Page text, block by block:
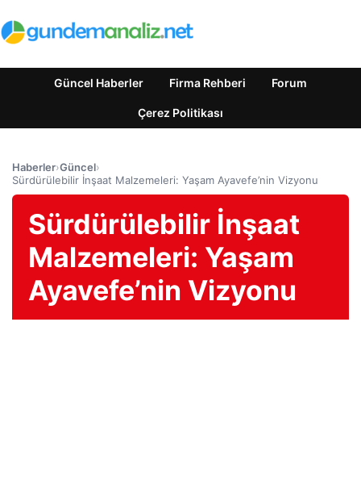
Güncel Haberler Firma Rehberi Forum
Çerez Politikası
Haberler›Güncel›
Sürdürülebilir İnşaat Malzemeleri: Yaşam Ayavefe’nin Vizyonu
Sürdürülebilir İnşaat
Malzemeleri: Yaşam
Ayavefe’nin Vizyonu